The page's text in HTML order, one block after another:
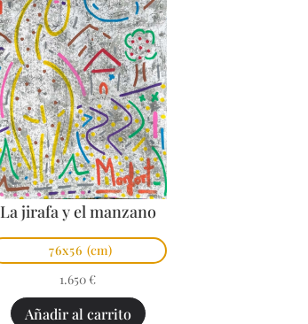
La jirafa y el manzano
76x56 (cm)
1.650 €
Añadir al carrito